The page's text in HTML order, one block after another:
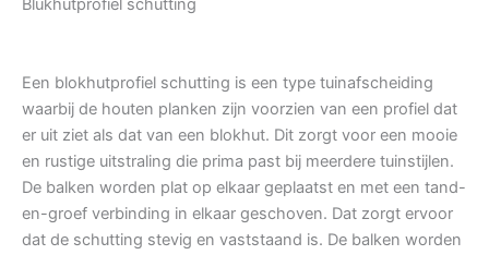
Blukhutprofiel schutting
Een blokhutprofiel schutting is een type tuinafscheiding
waarbij de houten planken zijn voorzien van een profiel dat
er uit ziet als dat van een blokhut. Dit zorgt voor een mooie
en rustige uitstraling die prima past bij meerdere tuinstijlen.
De balken worden plat op elkaar geplaatst en met een tand-
en-groef verbinding in elkaar geschoven. Dat zorgt ervoor
dat de schutting stevig en vaststaand is. De balken worden